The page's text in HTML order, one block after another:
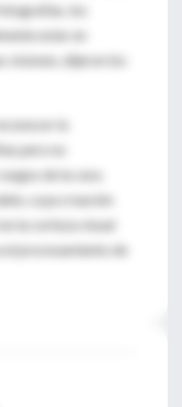
los
estar en
visiones, dijeron los
la
pero no
de la cara.
cuya creación
la corteza visual
procesamiento de